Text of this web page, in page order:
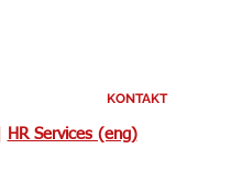
KONTAKT
HR Services (eng)